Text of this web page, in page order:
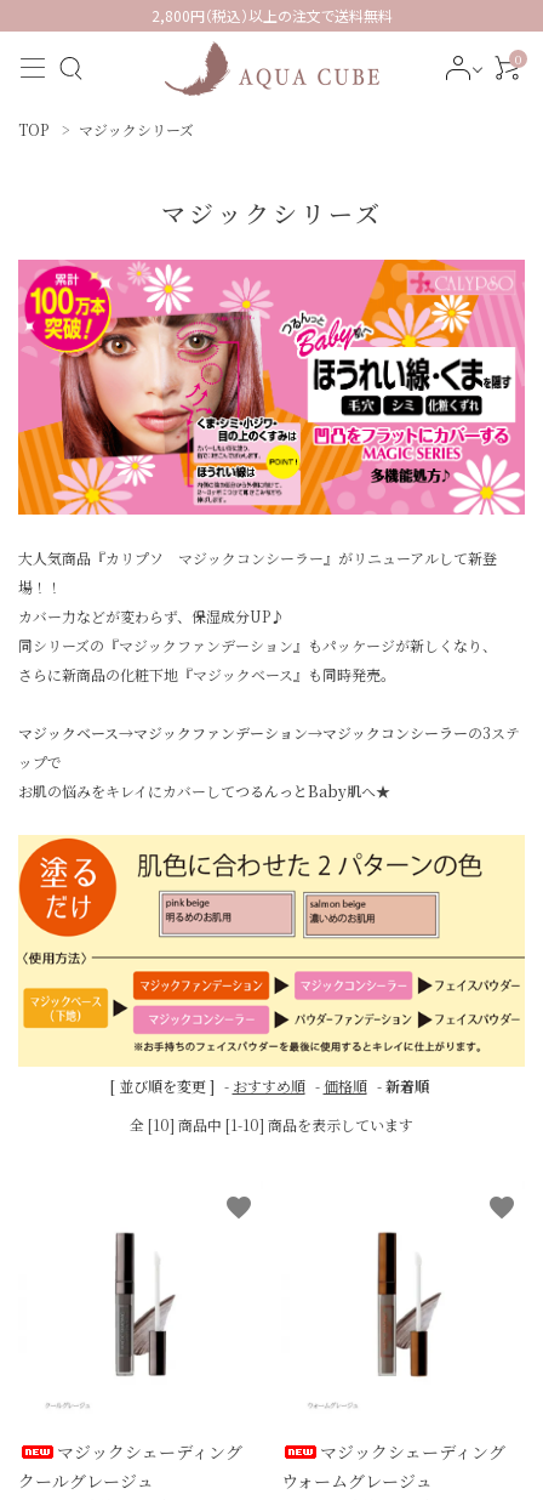
2,800円（税込）以上の注文で送料無料
0
ようこそ ゲスト 様
meeting_room ログイン person 新規会員登録
カテゴリーから探す
インフォメーション
TOP マジックシリーズ
マジックシリーズ
大人気商品『カリプソ マジックコンシーラー』がリニューアルして新登
場！！
カバー力などが変わらず、保湿成分UP♪
同シリーズの『マジックファンデーション』もパッケージが新しくなり、
さらに新商品の化粧下地『マジックベース』も同時発売。
マジックベース→マジックファンデーション→マジックコンシーラーの3ステ
ップで
お肌の悩みをキレイにカバーしてつるんっとBaby肌へ★
[ 並び順を変更 ] - おすすめ順 -価格順 -新着順
全 [10] 商品中 [1-10] 商品を表示しています
マジックシェーディング
クールグレージュ
favorite
マジックシェーディング
ウォームグレージュ
favorite